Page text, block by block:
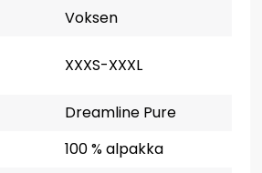
Voksen
XXXS-XXXL
Dreamline Pure
100 % alpakka